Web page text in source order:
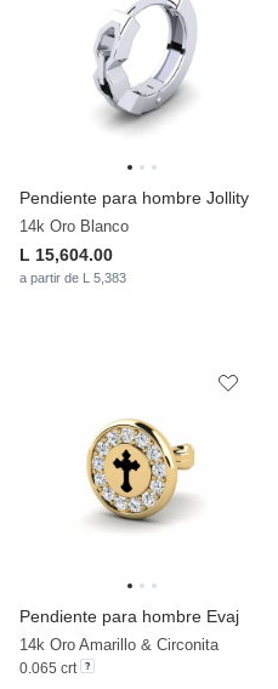
Pendiente para hombre Jollity
14k Oro Blanco
L 15,604.00
a partir de L 5,383
Pendiente para hombre Evaj
14k Oro Amarillo & Circonita
0.065 crt